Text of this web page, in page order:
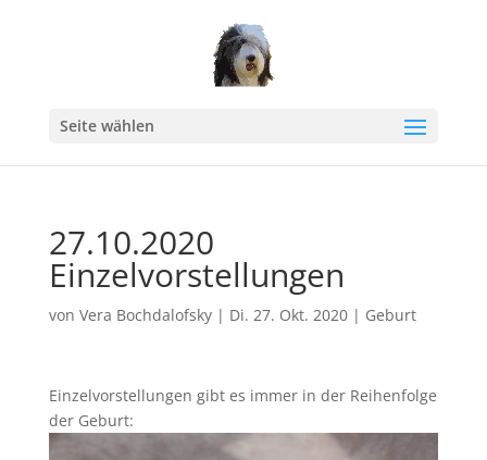
Seite wählen
27.10.2020
Einzelvorstellungen
von Vera Bochdalofsky| Di. 27. Okt. 2020| Geburt
Einzelvorstellungen gibt es immer in der Reihenfolge
der Geburt: